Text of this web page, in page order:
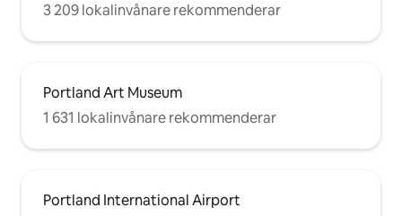
3 209 lokalinvånare rekommenderar
Portland Art Museum
1 631 lokalinvånare rekommenderar
Portland International Airport